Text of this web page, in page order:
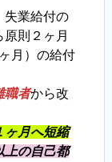
業給付の
則２ヶ月
月）の給付
職者から改
ヶ月へ短縮
上の自己都